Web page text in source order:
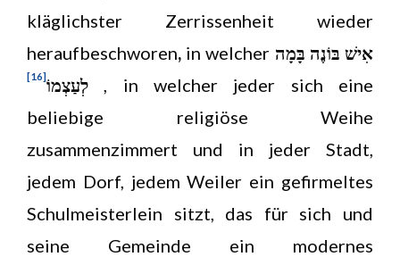
kläglichster Zerrissenheit wieder
heraufbeschworen, in welcher
לְעַצְמוֹ[16]
, in welcher jeder sich eine
beliebige religiöse Weihe
zusammenzimmert und in jeder Stadt,
jedem Dorf, jedem Weiler ein gefirmeltes
Schulmeisterlein sitzt, das für sich und
seine Gemeinde ein modernes